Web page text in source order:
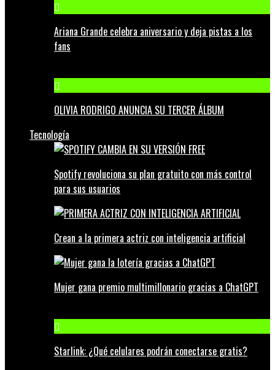
Ariana Grande celebra aniversario y deja pistas a los
fans
OLIVIA RODRIGO ANUNCIA SU TERCER ÁLBUM
Tecnología
Spotify revoluciona su plan gratuito con más control
para sus usuarios
Crean a la primera actriz con inteligencia artificial
Mujer gana premio multimillonario gracias a ChatGPT
Starlink: ¿Qué celulares podrán conectarse gratis?